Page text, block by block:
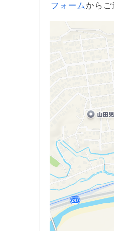
フォーム からご